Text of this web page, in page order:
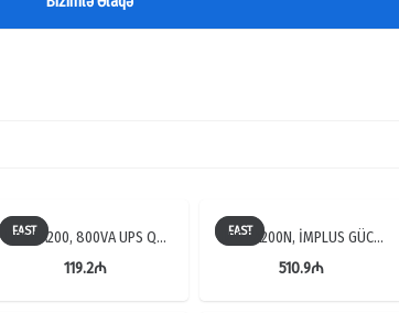
EAST
UPS EA200, 800VA UPS Q…
119.2₼
EAST
UPS EA200N, İMPLUS GÜC…
510.9₼